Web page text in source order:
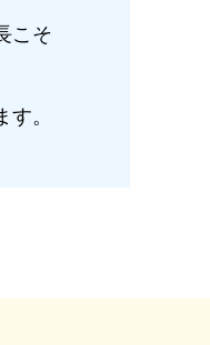
こそ
。